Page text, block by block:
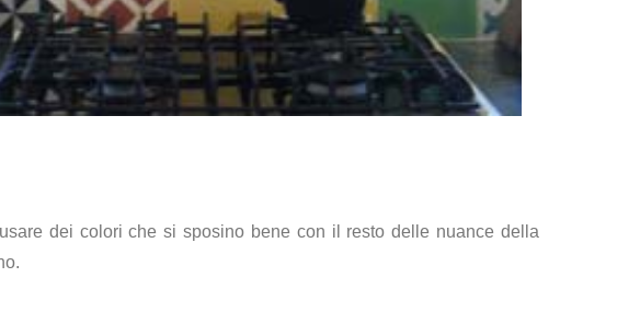
dei colori che si sposino bene con il resto delle nuance della